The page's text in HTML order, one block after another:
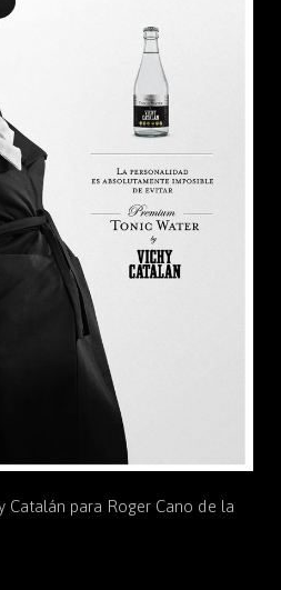
Catalán para Roger Cano de la